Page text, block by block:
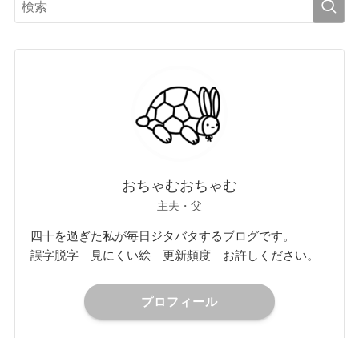
おちゃむおちゃむ
主夫・父
四十を過ぎた私が毎日ジタバタするブログです。
誤字脱字 見にくい絵 更新頻度 お許しください。
プロフィール